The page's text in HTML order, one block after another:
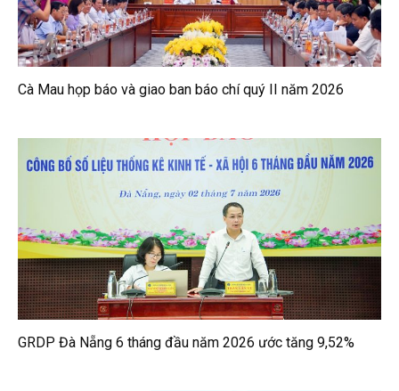
Cà Mau họp báo và giao ban báo chí quý II năm 2026
GRDP Đà Nẵng 6 tháng đầu năm 2026 ước tăng 9,52%